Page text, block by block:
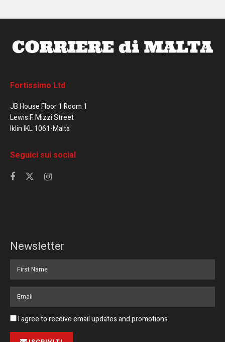
Fortissimo Ltd
JB House Floor 1 Room 1
Lewis F. Mizzi Street
Iklin IKL 1061-Malta
Seguici sui social
Newsletter
I agree to receive email updates and promotions.